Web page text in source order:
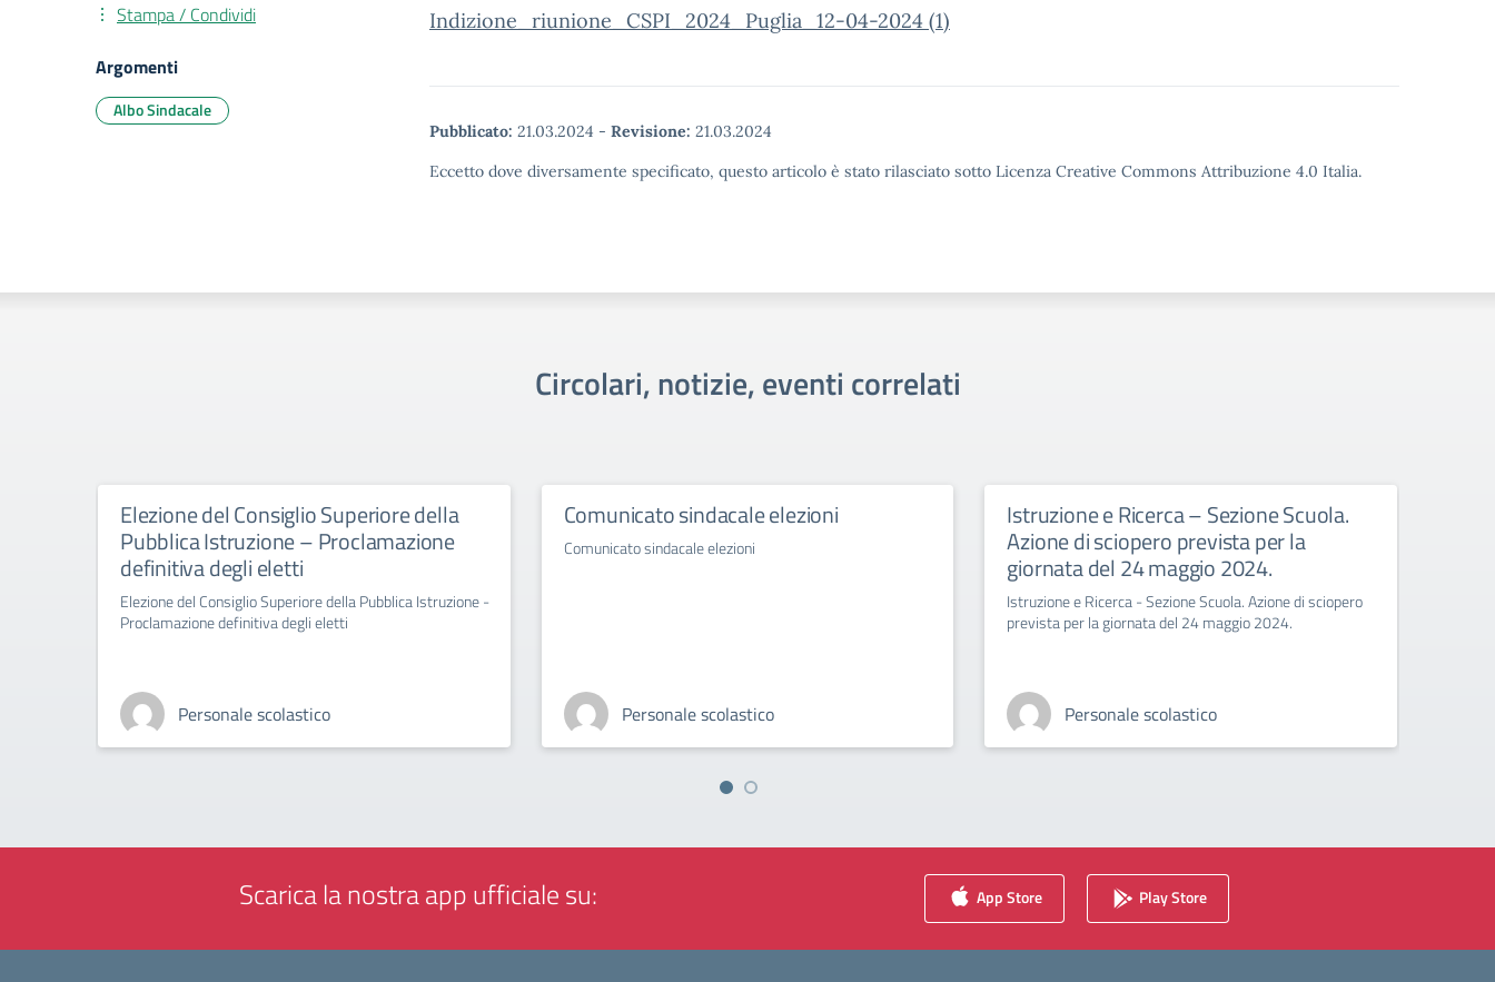
Indizione_riunione_CSPI_2024_Puglia_12-04-2024 (1)
Pubblicato: 21.03.2024 - Revisione: 21.03.2024
Eccetto dove diversamente specificato, questo articolo è stato rilasciato sotto Licenza Creative Commons Attribuzione 4.0 Italia.
Stampa / Condividi
Argomenti
Albo Sindacale
Circolari, notizie, eventi correlati
Elezione del Consiglio Superiore della
Pubblica Istruzione – Proclamazione
definitiva degli eletti
Elezione del Consiglio Superiore della Pubblica Istruzione -
Proclamazione definitiva degli eletti
Personale scolastico
Comunicato sindacale elezioni
Comunicato sindacale elezioni
Personale scolastico
Istruzione e Ricerca – Sezione Scuola.
Azione di sciopero prevista per la
giornata del 24 maggio 2024.
Istruzione e Ricerca - Sezione Scuola. Azione di sciopero
prevista per la giornata del 24 maggio 2024.
Personale scolastico
Scarica la nostra app ufficiale su: App Store Play Store